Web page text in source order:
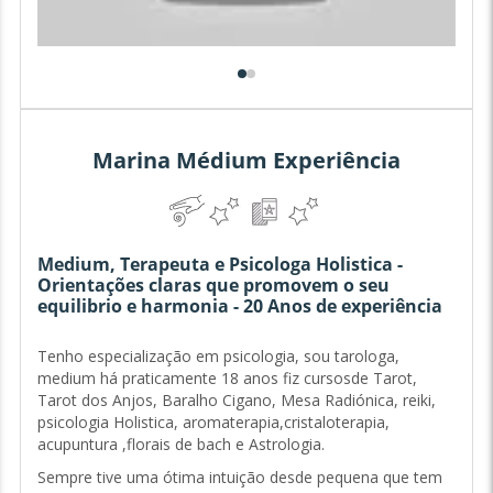
Marina Médium Experiência
Medium, Terapeuta e Psicologa Holistica -
Orientações claras que promovem o seu
equilibrio e harmonia - 20 Anos de experiência
Tenho especialização em psicologia, sou tarologa,
medium há praticamente 18 anos fiz cursosde Tarot,
Tarot dos Anjos, Baralho Cigano, Mesa Radiónica, reiki,
psicologia Holistica, aromaterapia,cristaloterapia,
acupuntura ,florais de bach e Astrologia.
Sempre tive uma ótima intuição desde pequena que tem